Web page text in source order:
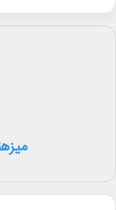
۱۵ آبان در پردیس
بیانگر دردهایی از
مخاطبان باشد. با
بازیگران، این اثر
لینک خبر